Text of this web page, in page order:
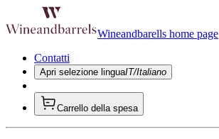
Wineandbarells home page
Contatti
Apri selezione linguaIT/Italiano
Carrello della spesa